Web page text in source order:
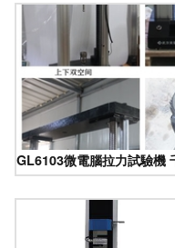
GL6103微電腦拉力試驗機